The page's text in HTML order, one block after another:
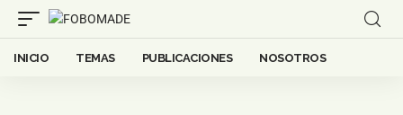
INICIO TEMAS PUBLICACIONES NOSOTROS